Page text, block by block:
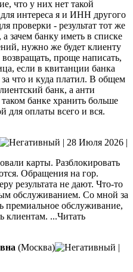
что у них нет такой
интереса я и ИНН другого
проверки - результат тот же
зачем банку иметь в списке
нужно же будет клиенту
проще написать,
если в квитанции банка
что и куда платил. В общем
банк, а анти
банке хранить больше
для оплаты всего и вся.
| 28 Июля 2026 |
карты. Разблокировать
Обращения на гор.
результата не дают. Что-то
обслуживанием. Со мной за
премиальное обслуживание,
клиентам. ...Читать
(Москва)
|